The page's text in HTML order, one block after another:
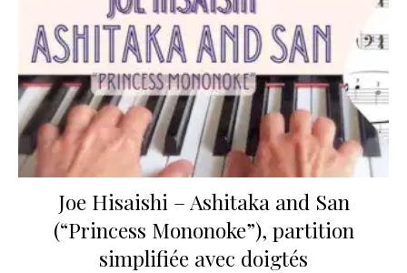
Joe Hisaishi – Ashitaka and San
(“Princess Mononoke”), partition
simplifiée avec doigtés